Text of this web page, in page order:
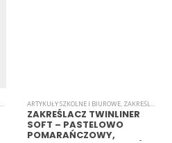
PASTELOWEARTYKUŁY SZKOLNE I BIUROWE, ZAKREŚLACZE
ZAKREŚLACZ TWINLINER
SOFT – PASTELOWO
POMARAŃCZOWY,